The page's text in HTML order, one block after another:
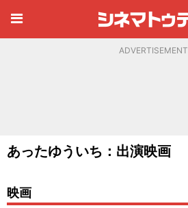
ADVERTISEMENT
あったゆういち：出演映画
映画